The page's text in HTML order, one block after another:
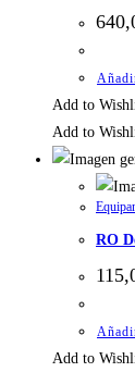
Add to
Add to
RO
Add to